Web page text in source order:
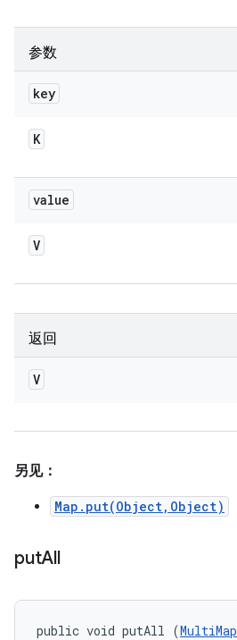
参数
key
K
value
V
返回
V
另见：
Map.put(Object,Object)
putAll
public void putAll (MultiMap